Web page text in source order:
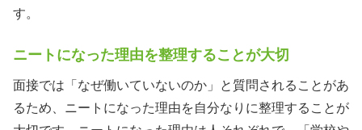
す。
ニートになった理由を整理することが大切
面接では「なぜ働いていないのか」と質問されることがあ
るため、ニートになった理由を自分なりに整理することが